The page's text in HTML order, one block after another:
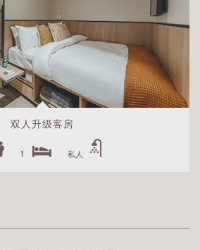
双人升级客房
1 私人